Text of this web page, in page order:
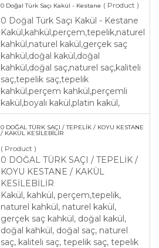
0 Doğal Türk Saçı Kakül - Kestane ( Product )
0 Doğal Türk Saçı Kakül - Kestane
Kakül,kahkül,perçem,tepelik,naturel
kahkül,naturel kakül,gerçek saç
kahkül,doğal kakül,doğal
kahkül,doğal saç,naturel saç,kaliteli
saç,tepelik saç,tepelik
kahkül,perçem kahkül,perçemli
kakül,boyalı kakül,platin kakül,
0 DOĞAL TÜRK SAÇI / TEPELİK / KOYU KESTANE
/ KAKÜL KESİLEBİLİR
( Product )
0 DOĞAL TÜRK SAÇI / TEPELİK /
KOYU KESTANE / KAKÜL
KESİLEBİLİR
Kakül, kahkül, perçem,tepelik,
naturel kahkül, naturel kakül,
gerçek saç kahkül, doğal kakül,
doğal kahkül, doğal saç, naturel
saç, kaliteli saç, tepelik saç, tepelik